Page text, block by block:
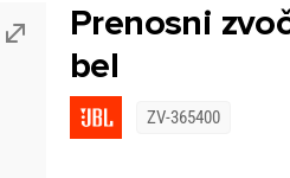
Prenosni
bel
ZV-365400